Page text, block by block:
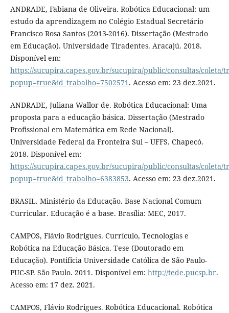
ANDRADE, Fabiana de Oliveira. Robótica Educacional: um
estudo da aprendizagem no Colégio Estadual Secretário
Francisco Rosa Santos (2013-2016). Dissertação (Mestrado
em Educação). Universidade Tiradentes. Aracajú. 2018.
Disponível em:
https://sucupira.capes.gov.br/sucupira/public/consultas/coleta/
popup=true&id_trabalho=7502571. Acesso em: 23 dez.2021.
ANDRADE, Juliana Wallor de. Robótica Educacional: Uma
proposta para a educação básica. Dissertação (Mestrado
Profissional em Matemática em Rede Nacional).
Universidade Federal da Fronteira Sul – UFFS. Chapecó.
2018. Disponível em:
https://sucupira.capes.gov.br/sucupira/public/consultas/coleta/
popup=true&id_trabalho=6383853. Acesso em: 23 dez.2021.
BRASIL. Ministério da Educação. Base Nacional Comum
Curricular. Educação é a base. Brasília: MEC, 2017.
CAMPOS, Flávio Rodrigues. Currículo, Tecnologias e
Robótica na Educação Básica. Tese (Doutorado em
Educação). Pontifícia Universidade Católica de São Paulo-
PUC-SP. São Paulo. 2011. Disponível em: http://tede.pucsp.br.
Acesso em: 17 dez. 2021.
CAMPOS, Flávio Rodrigues. Robótica Educacional. Robótica